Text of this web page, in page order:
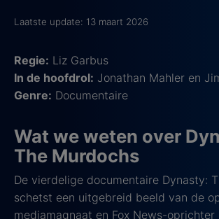
Laatste update: 13 maart 2026
Regie: Liz Garbus
In de hoofdrol: Jonathan Mahler en
Genre: Documentaire
Wat we weten over
The Murdochs
De vierdelige documentaire Dynasty:
schetst een uitgebreid beeld van de
mediamagnaat en Fox News-oprichter